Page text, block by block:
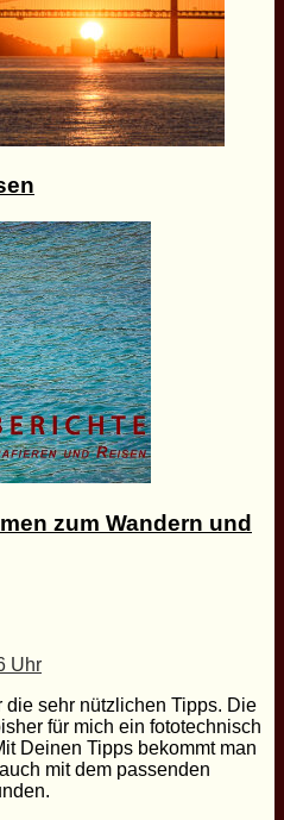
zum Wandern und
Uhr
die sehr nützlichen Tipps. Die
für mich ein fototechnisch
Deinen Tipps bekommt man
mit dem passenden